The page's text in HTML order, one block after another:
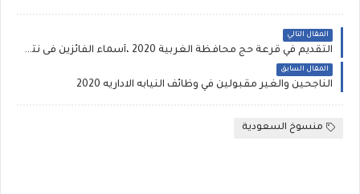
المقال التالي
التقديم في قرعة حج محافظة الغربية 2020 ،أسماء الفائزين فى نتيجة قرعة حج الغربية 1441
المقال السابق
الناجحين والغير مقبولين في وظائف النيابه الاداريه 2020
منسوخ السعودية